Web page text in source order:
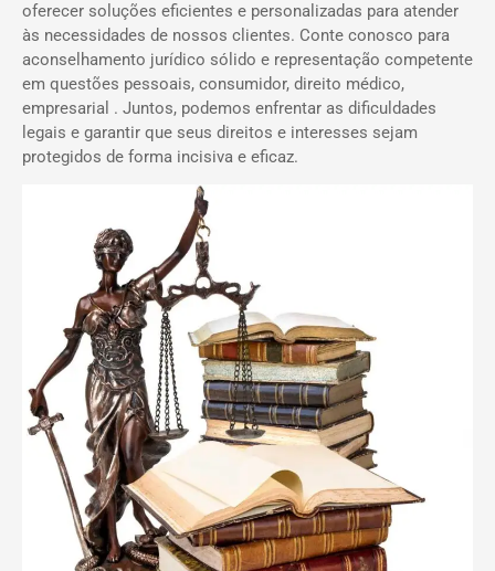
oferecer soluções eficientes e personalizadas para atender
às necessidades de nossos clientes. Conte conosco para
aconselhamento jurídico sólido e representação competente
em questões pessoais, consumidor, direito médico,
empresarial . Juntos, podemos enfrentar as dificuldades
legais e garantir que seus direitos e interesses sejam
protegidos de forma incisiva e eficaz.